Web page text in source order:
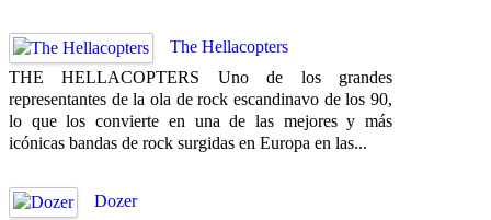
The Hellacopters
THE HELLACOPTERS Uno de los grandes
representantes de la ola de rock escandinavo de los 90,
lo que los convierte en una de las mejores y más
icónicas bandas de rock surgidas en Europa en las...
Dozer